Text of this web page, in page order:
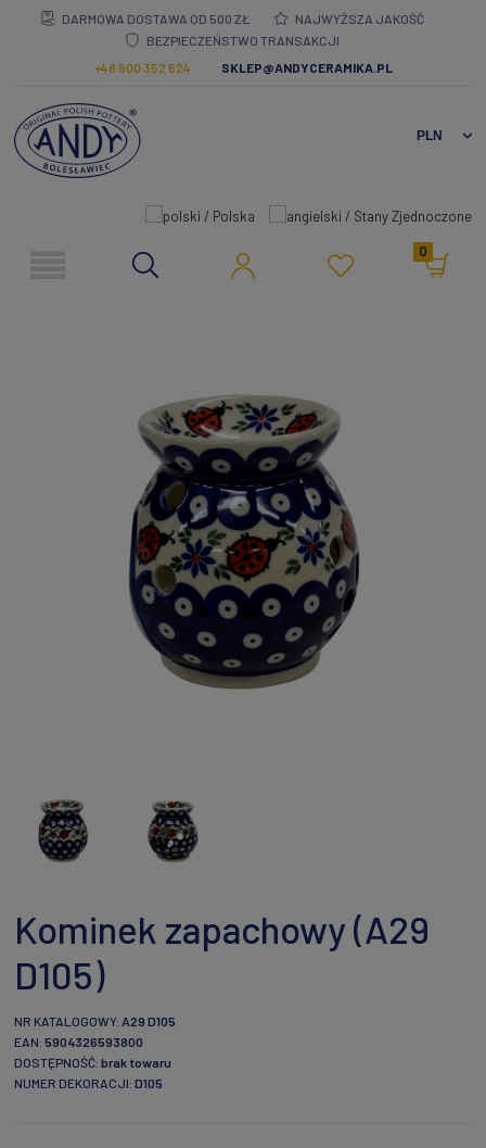
DARMOWA DOSTAWA OD 500 ZŁ
NAJWYŻSZA JAKOŚĆ
BEZPIECZEŃSTWO TRANSAKCJI
+48 600 352 624
SKLEP@ANDYCERAMIKA.PL
0
Kominek zapachowy (A29
D105)
NR KATALOGOWY: A29 D105
EAN: 5904326593800
DOSTĘPNOŚĆ: brak towaru
NUMER DEKORACJI: D105